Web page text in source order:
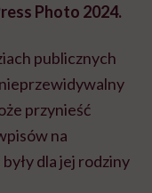
Photo 2024.
publicznych
przynieść
na
dla jej rodziny